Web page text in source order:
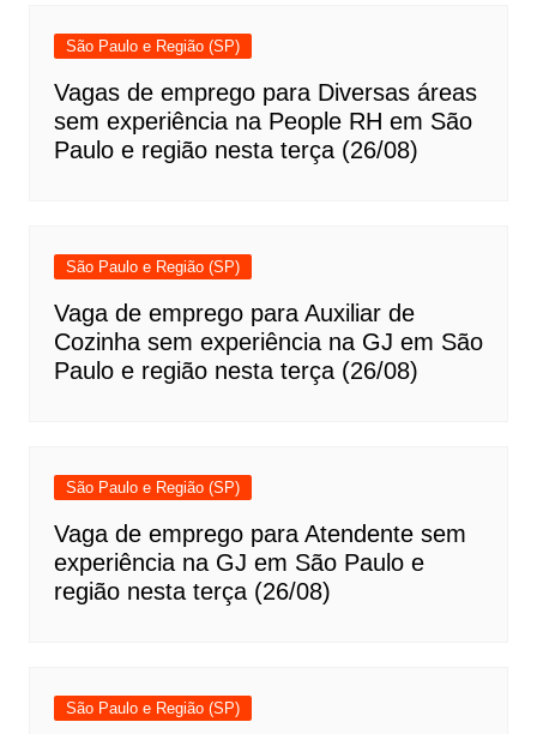
São Paulo e Região (SP)
Vagas de emprego para Diversas áreas
sem experiência na People RH em São
Paulo e região nesta terça (26/08)
São Paulo e Região (SP)
Vaga de emprego para Auxiliar de
Cozinha sem experiência na GJ em São
Paulo e região nesta terça (26/08)
São Paulo e Região (SP)
Vaga de emprego para Atendente sem
experiência na GJ em São Paulo e
região nesta terça (26/08)
São Paulo e Região (SP)